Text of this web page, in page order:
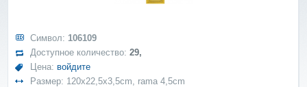
Символ: 106109
Доступное количество:29,
Цена: войдите
Размер: 120x22,5x3,5cm, rama 4,5cm